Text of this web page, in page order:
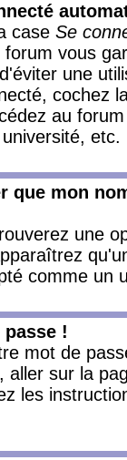
case Se
vous
une
cochez
au
etc.
que mon
une
comme un
!
mot de
aller sur la
les